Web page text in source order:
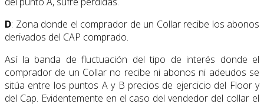
D: Zona donde el comprador de un Collar recibe los abonos
derivados del CAP comprado.
Así la banda de fluctuación del tipo de interés donde el
comprador de un Collar no recibe ni abonos ni adeudos se
sitúa entre los puntos A y B precios de ejercicio del Floor y
del Cap. Evidentemente en el caso del vendedor del collar el